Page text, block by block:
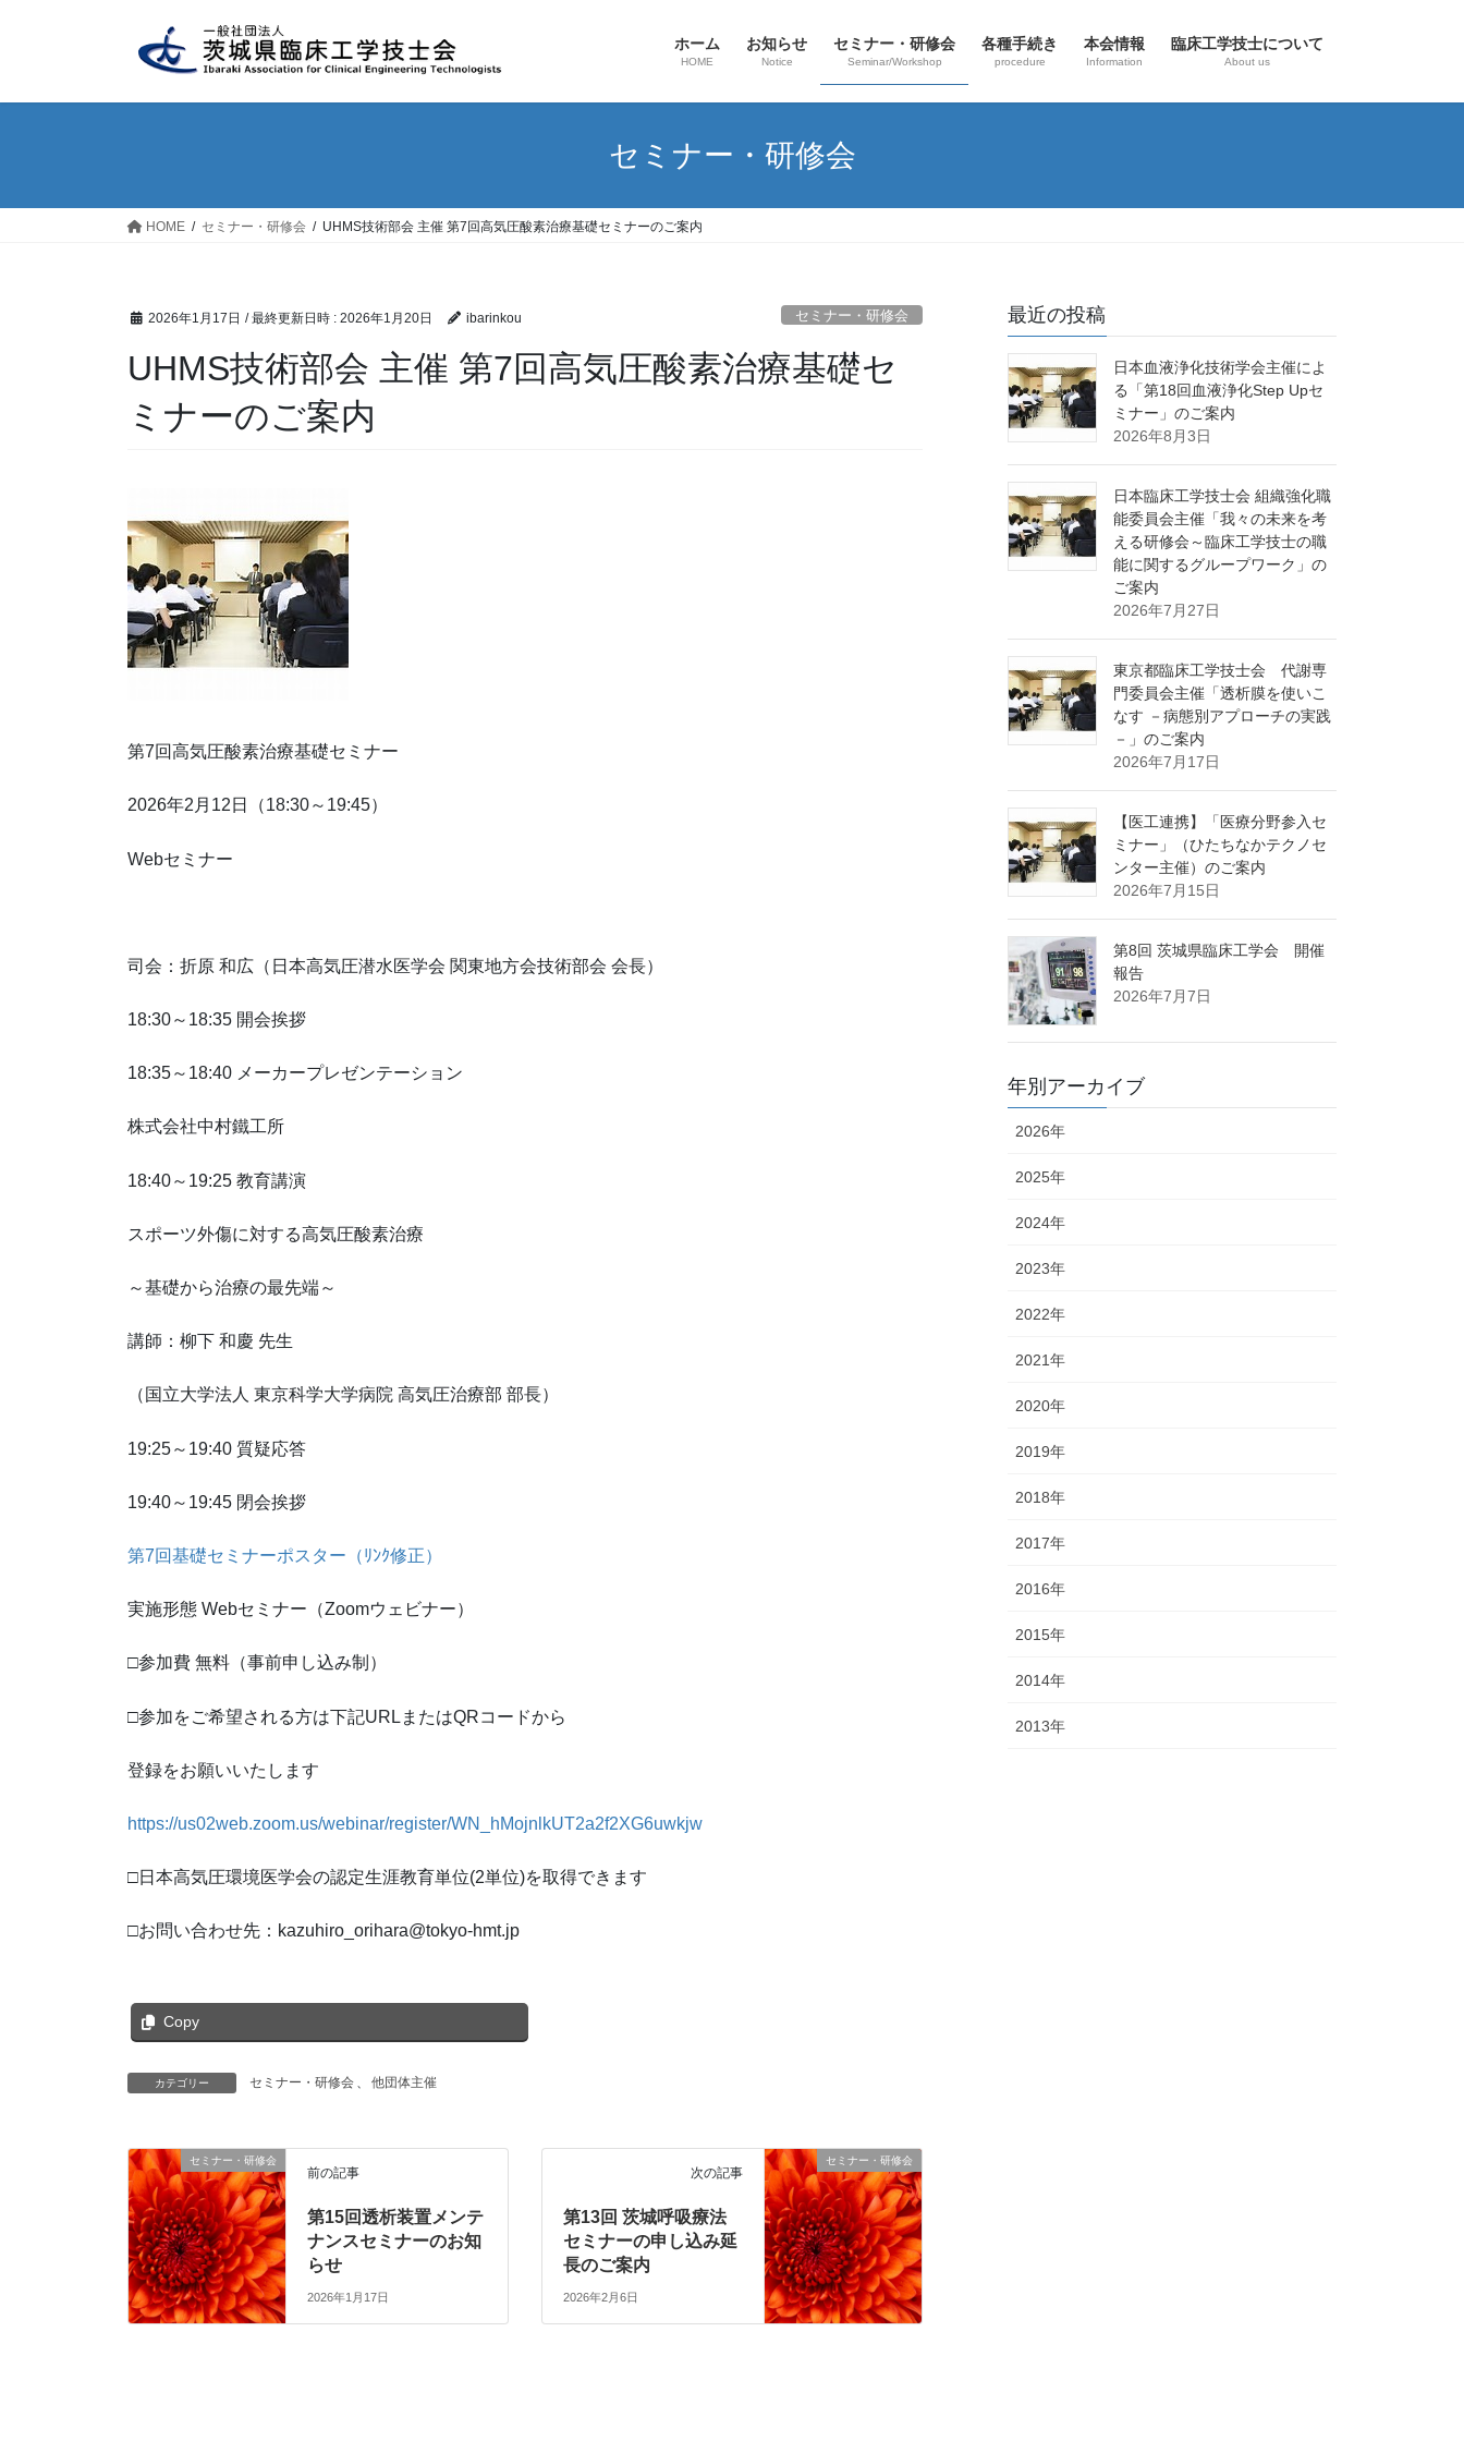
ホーム
HOME
お知らせ
Notice
セミナー・研修会
Seminar/Workshop
各種手続き
procedure
本会情報
Information
臨床工学技士について
About us
セミナー・研修会
HOME セミナー・研修会 UHMS技術部会 主催 第7回高気圧酸素治療基礎セミナーのご案内
2026年1月17日 / 最終更新日時 : 2026年1月20日 ibarinkou セミナー・研修会
UHMS技術部会 主催 第7回高気圧酸素治療基礎セ
ミナーのご案内
第7回高気圧酸素治療基礎セミナー
2026年2月12日（18:30～19:45）
Webセミナー
司会：折原 和広（日本高気圧潜水医学会 関東地方会技術部会 会長）
18:30～18:35 開会挨拶
18:35～18:40 メーカープレゼンテーション
株式会社中村鐵工所
18:40～19:25 教育講演
スポーツ外傷に対する高気圧酸素治療
～基礎から治療の最先端～
講師：柳下 和慶 先生
（国立大学法人 東京科学大学病院 高気圧治療部 部長）
19:25～19:40 質疑応答
19:40～19:45 閉会挨拶
第7回基礎セミナーポスター（ﾘﾝｸ修正）
実施形態 Webセミナー（Zoomウェビナー）
□参加費 無料（事前申し込み制）
□参加をご希望される方は下記URLまたはQRコードから
登録をお願いいたします
https://us02web.zoom.us/webinar/register/WN_hMojnlkUT2a2f2XG6uwkjw
□日本高気圧環境医学会の認定生涯教育単位(2単位)を取得できます
□お問い合わせ先：kazuhiro_orihara@tokyo-hmt.jp
Copy
カテゴリー セミナー・研修会 、 他団体主催
セミナー・研修会
前の記事
第15回透析装置メンテ
ナンスセミナーのお知
らせ
2026年1月17日
セミナー・研修会
次の記事
第13回 茨城呼吸療法
セミナーの申し込み延
長のご案内
2026年2月6日
最近の投稿
日本血液浄化技術学会主催によ
る「第18回血液浄化Step Upセ
ミナー」のご案内
2026年8月3日
日本臨床工学技士会 組織強化職
能委員会主催「我々の未来を考
える研修会～臨床工学技士の職
能に関するグループワーク」の
ご案内
2026年7月27日
東京都臨床工学技士会 代謝専
門委員会主催「透析膜を使いこ
なす －病態別アプローチの実践
－」のご案内
2026年7月17日
【医工連携】「医療分野参入セ
ミナー」（ひたちなかテクノセ
ンター主催）のご案内
2026年7月15日
第8回 茨城県臨床工学会 開催
報告
2026年7月7日
年別アーカイブ
2026年
2025年
2024年
2023年
2022年
2021年
2020年
2019年
2018年
2017年
2016年
2015年
2014年
2013年